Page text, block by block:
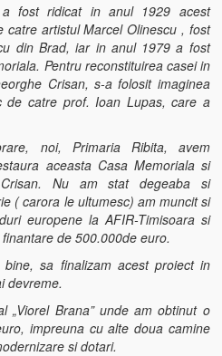
fost ridicat in anul 1929 acest
catre artistul Marcel Olinescu , fost
din Brad, iar in anul 1979 a fost
Pentru reconstituirea casei in
Crisan, s-a folosit imaginea
de catre prof. Ioan Lupas, care a
noi, Primaria Ribita, avem
aceasta Casa Memoriala si
Nu am stat degeaba si
( carora le ultumesc) am muncit si
europene la AFIR-Timisoara si
de 500.000de euro.
sa finalizam acest proiect in
devreme.
„Viorel Brana” unde am obtinut o
impreuna cu alte doua camine
si dotari.